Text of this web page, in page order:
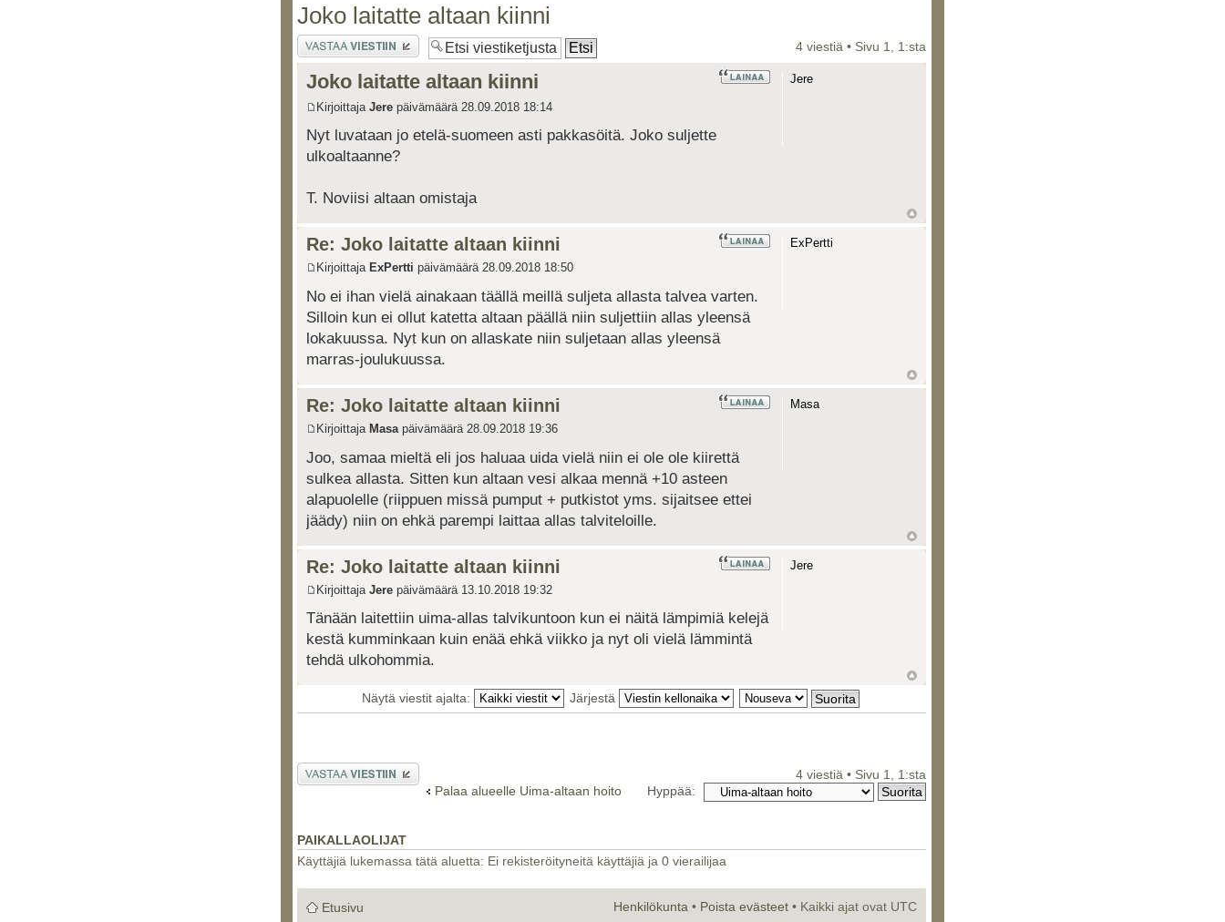
Joko laitatte altaan kiinni
Lähetä vastaus 4 viestiä • Sivu 1 1 :sta
Joko laitatte altaan kiinni
Kirjoittaja Jere päivämäärä 28.09.2018 18:14
Nyt luvataan jo etelä-suomeen asti pakkasöitä. Joko suljette
ulkoaltaanne?
T. Noviisi altaan omistaja
Jere
Re: Joko laitatte altaan kiinni
Kirjoittaja ExPertti päivämäärä 28.09.2018 18:50
No ei ihan vielä ainakaan täällä meillä suljeta allasta talvea varten.
Silloin kun ei ollut katetta altaan päällä niin suljettiin allas yleensä
lokakuussa. Nyt kun on allaskate niin suljetaan allas yleensä
marras-joulukuussa.
ExPertti
Re: Joko laitatte altaan kiinni
Kirjoittaja Masa päivämäärä 28.09.2018 19:36
Joo, samaa mieltä eli jos haluaa uida vielä niin ei ole ole kiirettä
sulkea allasta. Sitten kun altaan vesi alkaa mennä +10 asteen
alapuolelle (riippuen missä pumput + putkistot yms. sijaitsee ettei
jäädy) niin on ehkä parempi laittaa allas talviteloille.
Masa
Re: Joko laitatte altaan kiinni
Kirjoittaja Jere päivämäärä 13.10.2018 19:32
Tänään laitettiin uima-allas talvikuntoon kun ei näitä lämpimiä kelejä
kestä kumminkaan kuin enää ehkä viikko ja nyt oli vielä lämmintä
tehdä ulkohommia.
Jere
Näytä viestit ajalta: Järjestä
Lähetä vastaus 4 viestiä • Sivu 1, 1:sta
Palaa alueelle Uima-altaan hoito
Hyppää:
PAIKALLAOLIJAT
Käyttäjiä lukemassa tätä aluetta: Ei rekisteröityneitä käyttäjiä ja 0 vierailijaa
Etusivu Henkilökunta • Poista evästeet • Kaikki ajat ovat UTC